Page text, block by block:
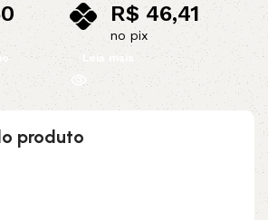
R$ 46,41
no pix
Leia mais
produto